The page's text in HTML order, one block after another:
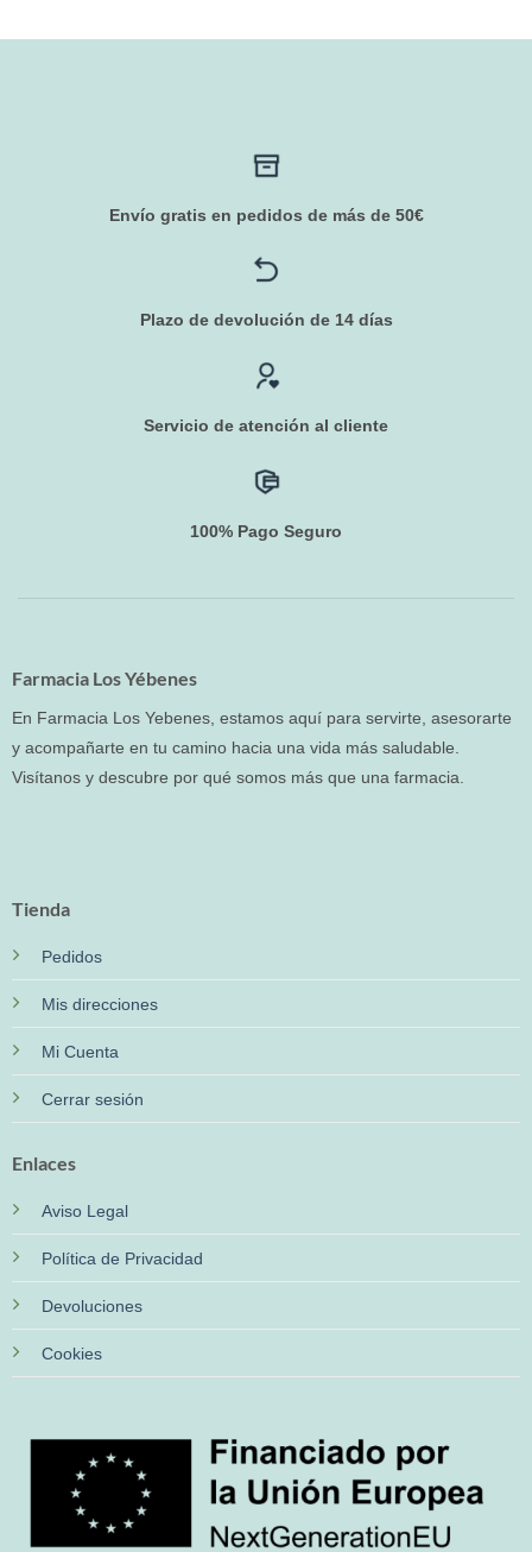
12,65 €
Envío gratis en pedidos de más de 50€
Plazo de devolución de 14 días
Servicio de atención al cliente
100% Pago Seguro
Farmacia Los Yébenes
En Farmacia Los Yebenes, estamos aquí para servirte, asesorarte
y acompañarte en tu camino hacia una vida más saludable.
Visítanos y descubre por qué somos más que una farmacia.
Tienda
Pedidos
Mis direcciones
Mi Cuenta
Cerrar sesión
Enlaces
Aviso Legal
Política de Privacidad
Devoluciones
Cookies